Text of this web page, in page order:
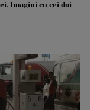
Imagini cu cei doi